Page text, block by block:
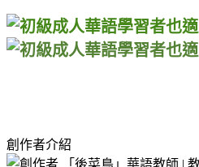
創作者介紹